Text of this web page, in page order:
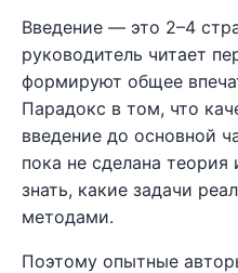
Введение — это 2–4
руководитель читает
формируют общее
Парадокс в том, что
введение до основной
пока не сделана теория
знать, какие задачи
методами.
Поэтому опытные